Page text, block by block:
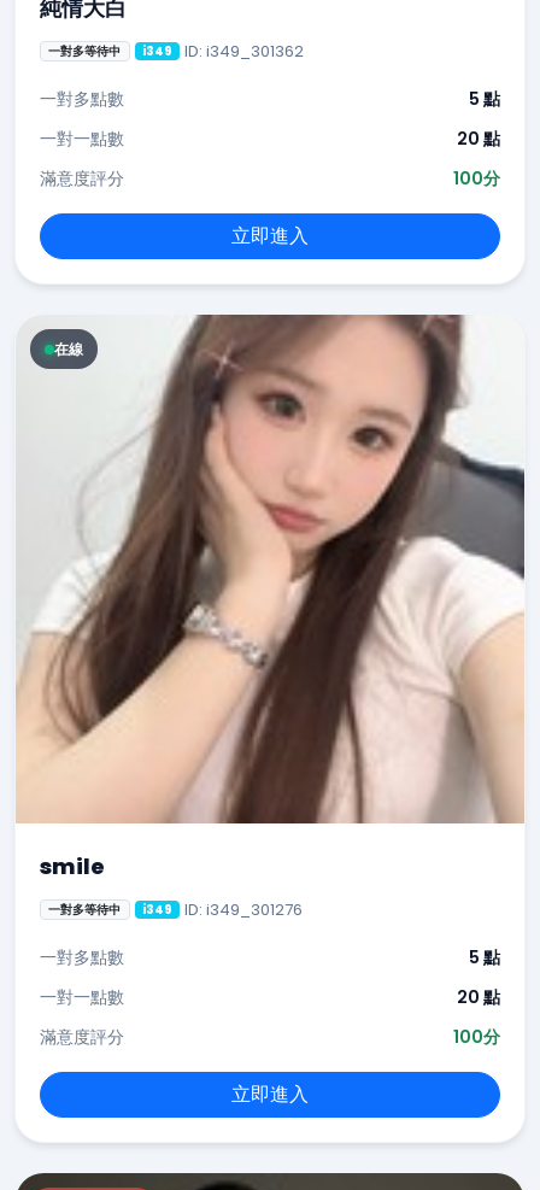
純情大白
一對多等待中 i349 ID: i349_301362
一對多點數
5 點
一對一點數
20 點
滿意度評分
100分
立即進入
在線
smile
一對多等待中 i349 ID: i349_301276
一對多點數
5 點
一對一點數
20 點
滿意度評分
100分
立即進入